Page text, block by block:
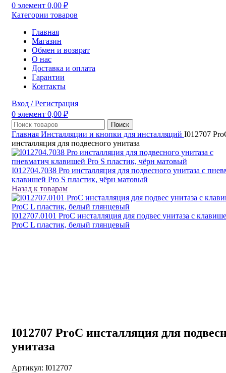
0 элемент 0,00 ₽
Категории товаров
Главная
Магазин
Обмен и возврат
О нас
Доставка и оплата
Гарантии
Контакты
Вход / Регистрация
0 элемент 0,00 ₽
Поиск
Главная Инсталляции и кнопки для инсталляций I012707
инсталляция для подвесного унитаза
I012704.7038 Pro инсталляция для подвесного унитаза с
клавишей Pro S пластик, чёрн матовый
Назад к товарам
I012707.0101 ProC инсталляция для подвес унитаза с
ProC L пластик, белый глянцевый
I012707 ProC инсталляция для
унитаза
Артикул: I012707